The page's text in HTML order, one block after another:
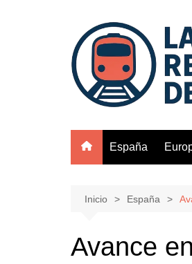
España
Inicio España
Avance